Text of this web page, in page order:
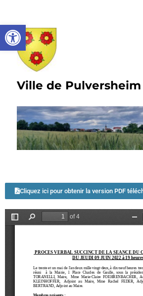
Ouvrir la barre d’outils
Ville de Pulversheim
Cliquez ici pour obtenir la version PDF